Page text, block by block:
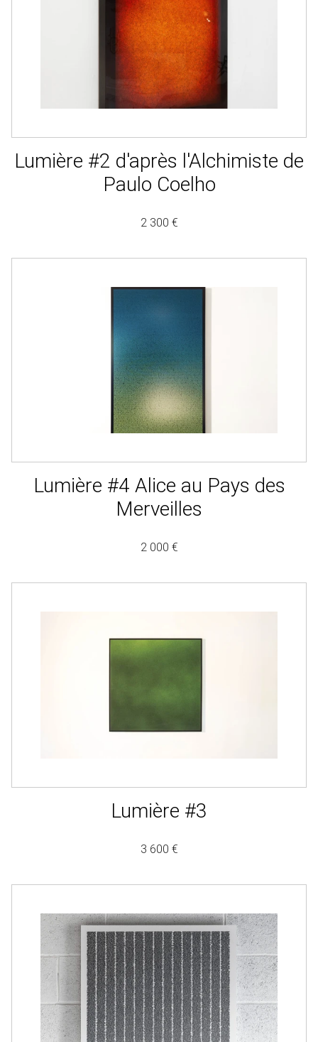
Lumière #2 d'après l'Alchimiste de
Paulo Coelho
2 300 €
Lumière #4 Alice au Pays des
Merveilles
2 000 €
Lumière #3
3 600 €